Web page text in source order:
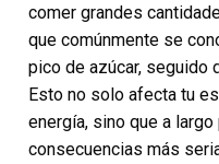
comer grandes
que comúnmente se
pico de azúcar, seguido
Esto no solo afecta tu
energía, sino que a
consecuencias más